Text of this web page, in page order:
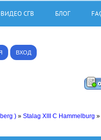
ВИДЕО СГВ БЛОГ
ВХОД
) » Stalag XIII C Hammelburg »